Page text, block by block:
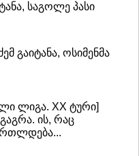
საგოლე პასი
გაიტანა, ოსიმენმა
ლიგა. XX ტური]
ის, რაც